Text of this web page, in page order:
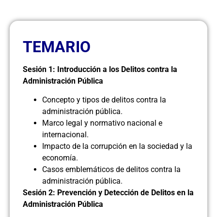
TEMARIO
Sesión 1: Introducción a los Delitos contra la
Administración Pública
Concepto y tipos de delitos contra la
administración pública.
Marco legal y normativo nacional e
internacional.
Impacto de la corrupción en la sociedad y la
economía.
Casos emblemáticos de delitos contra la
administración pública.
Sesión 2: Prevención y Detección de Delitos en la
Administración Pública